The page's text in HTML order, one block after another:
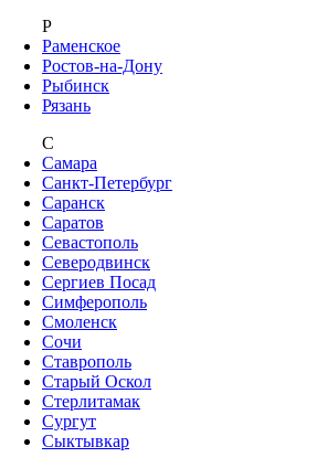
Р
Раменское
Ростов-на-Дону
Рыбинск
Рязань
С
Самара
Санкт-Петербург
Саранск
Саратов
Севастополь
Северодвинск
Сергиев Посад
Симферополь
Смоленск
Сочи
Ставрополь
Старый Оскол
Стерлитамак
Сургут
Сыктывкар